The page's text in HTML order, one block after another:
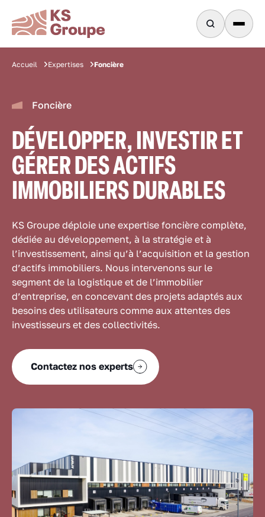
Accueil Expertises Foncière
Foncière
DÉVELOPPER, INVESTIR ET
GÉRER DES ACTIFS
IMMOBILIERS DURABLES
KS Groupe déploie une expertise foncière complète,
dédiée au développement, à la stratégie et à
l’investissement, ainsi qu’à l’acquisition et la gestion
d’actifs immobiliers. Nous intervenons sur le
segment de la logistique et de l’immobilier
d’entreprise, en concevant des projets adaptés aux
besoins des utilisateurs comme aux attentes des
investisseurs et des collectivités.
Contactez nos experts